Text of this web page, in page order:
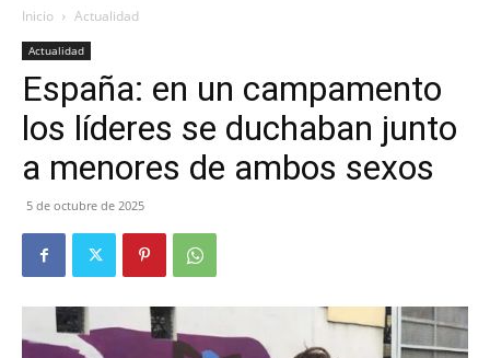
Inicio Actualidad
Actualidad
España: en un campamento
los líderes se duchaban junto
a menores de ambos sexos
5 de octubre de 2025